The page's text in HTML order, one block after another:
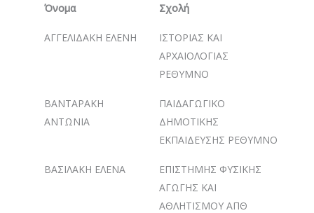
Όνομα
Σχολή
ΑΓΓΕΛΙΔΑΚΗ ΕΛΕΝΗ
ΙΣΤΟΡΙΑΣ ΚΑΙ
ΑΡΧΑΙΟΛΟΓΙΑΣ
ΡΕΘΥΜΝΟ
ΒΑΝΤΑΡΑΚΗ
ΑΝΤΩΝΙΑ
ΠΑΙΔΑΓΩΓΙΚΟ
ΔΗΜΟΤΙΚΗΣ
ΕΚΠΑΙΔΕΥΣΗΣ ΡΕΘΥΜΝΟ
ΒΑΣΙΛΑΚΗ ΕΛΕΝΑ
ΕΠΙΣΤΗΜΗΣ ΦΥΣΙΚΗΣ
ΑΓΩΓΗΣ ΚΑΙ
ΑΘΛΗΤΙΣΜΟΥ ΑΠΘ